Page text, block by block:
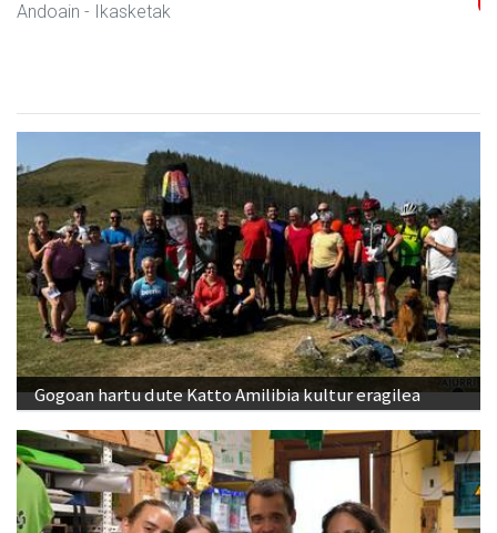
Andoain - Arropa-dendak
Gogoan hartu dute Katto Amilibia kultur eragilea